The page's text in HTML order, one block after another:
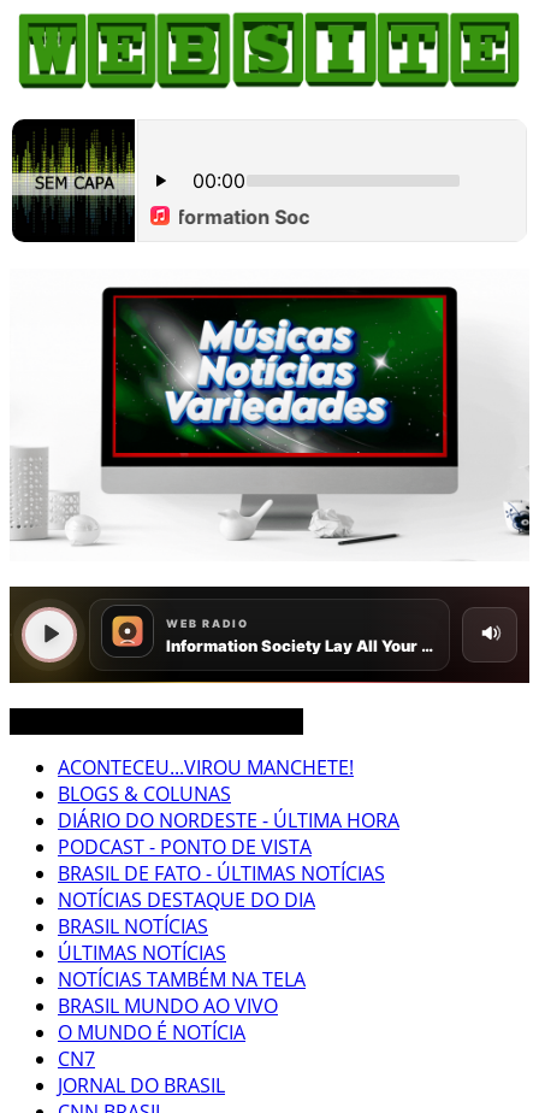
ACONTECEU...VIROU MANCHETE!
BLOGS & COLUNAS
DIÁRIO DO NORDESTE - ÚLTIMA HORA
PODCAST - PONTO DE VISTA
BRASIL DE FATO - ÚLTIMAS NOTÍCIAS
NOTÍCIAS DESTAQUE DO DIA
BRASIL NOTÍCIAS
ÚLTIMAS NOTÍCIAS
NOTÍCIAS TAMBÉM NA TELA
BRASIL MUNDO AO VIVO
O MUNDO É NOTÍCIA
CN7
JORNAL DO BRASIL